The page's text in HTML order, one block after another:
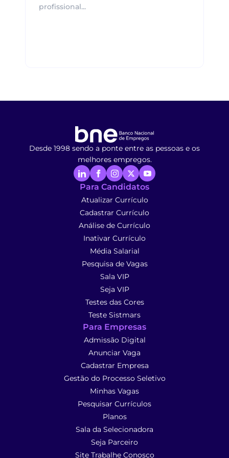
profissional...
Desde 1998 sendo a ponte entre as pessoas e os
melhores empregos.
Para Candidatos
Atualizar Currículo
Cadastrar Currículo
Análise de Currículo
Inativar Currículo
Média Salarial
Pesquisa de Vagas
Sala VIP
Seja VIP
Testes das Cores
Teste Sistmars
Para Empresas
Admissão Digital
Anunciar Vaga
Cadastrar Empresa
Gestão do Processo Seletivo
Minhas Vagas
Pesquisar Currículos
Planos
Sala da Selecionadora
Seja Parceiro
Site Trabalhe Conosco